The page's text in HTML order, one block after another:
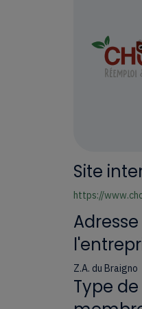
Site
https://
Z.A. du Braigno
Type de